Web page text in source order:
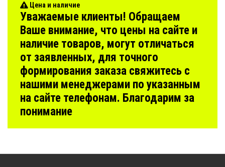
Цена и наличие
Уважаемые клиенты! Обращаем
Ваше внимание, что цены на сайте и
наличие товаров, могут отличаться
от заявленных, для точного
формирования заказа свяжитесь с
нашими менеджерами по указанным
на сайте телефонам. Благодарим за
понимание